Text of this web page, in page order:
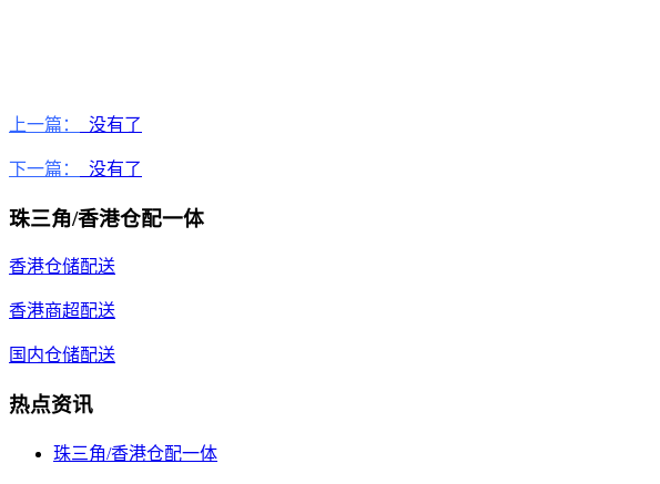
上一篇： 没有了
下一篇： 没有了
珠三角/香港仓配一体
香港仓储配送
香港商超配送
国内仓储配送
热点资讯
珠三角/香港仓配一体